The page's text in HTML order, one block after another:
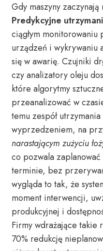
Gdy maszyny
Predykcyjne
ciągłym
urządzeń i wykrywaniu
się w awarię. Czujniki
czy analizatory oleju
które algorytmy
przeanalizować w
temu zespół
wyprzedzeniem, na
narastającym zużyciu
co pozwala
terminie, bez
wygląda to tak, że
moment interwencji,
produkcyjnej i
Firmy wdrażające takie
70% redukcję